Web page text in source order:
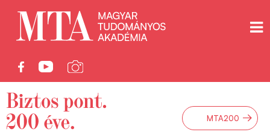
MTA200 →